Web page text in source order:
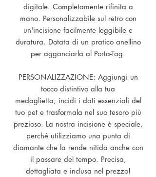
digitale. Completamente rifinita a
mano. Personalizzabile sul retro con
un'incisione facilmente leggibile e
duratura. Dotata di un pratico anellino
per agganciarla al Porta-Tag.
PERSONALIZZAZIONE: Aggiungi un
tocco distintivo alla tua
medaglietta; incidi i dati essenziali del
tuo pet e trasformala nel suo tesoro più
prezioso. La nostra incisione è speciale,
perché utilizziamo una punta di
diamante che la rende nitida anche con
il passare del tempo. Precisa,
dettagliata e inclusa nel prezzo!